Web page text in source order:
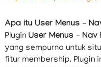
Apa itu User Menus –
Plugin User Menus – Nav
yang sempurna untuk
fitur membership. Plugin